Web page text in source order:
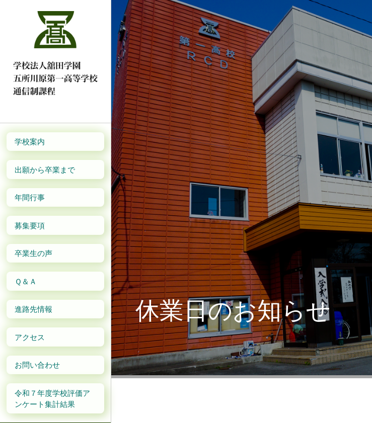
学校案内
出願から卒業まで
年間行事
募集要項
卒業生の声
Ｑ＆Ａ
進路先情報
アクセス
お問い合わせ
令和７年度学校評価ア
ンケート集計結果
休業日のお知らせ